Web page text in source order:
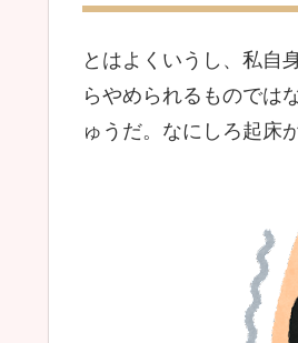
とはよくいうし、私自
らやめられるものでは
ゅうだ。なにしろ起床